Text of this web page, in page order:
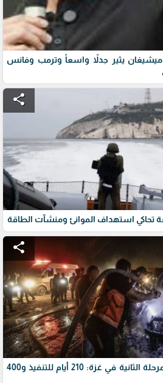
يثير جدلاً واسعاً وترمب وفانس
share
تحاكي استهداف الموانئ ومنشآت الطاقة
share
تفاصيل جديدة حول اتفاق المرحلة الثانية في غزة: 210 أيام للتنفيذ و400